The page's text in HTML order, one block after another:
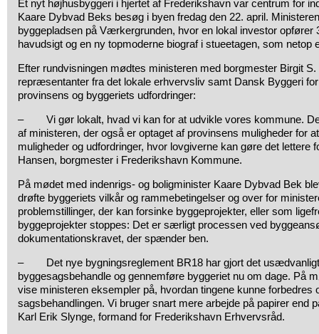
Et nyt højhusbyggeri i hjertet af Frederikshavn var centrum for
Kaare Dybvad Beks besøg i byen fredag den 22. april.
byggepladsen på Værkergrunden, hvor en lokal investor opfører
havudsigt og en ny topmoderne biograf i stueetagen, som netop
Efter rundvisningen mødtes ministeren med borgmester Birgit
repræsentanter fra det lokale erhvervsliv samt Dansk Byggeri
provinsens og byggeriets udfordringer:
– Vi gør lokalt, hvad vi kan for at udvikle vores kommune.
af ministeren, der også er optaget af provinsens muligheder for
muligheder og udfordringer, hvor lovgiverne kan gøre det lettere
Hansen, borgmester i Frederikshavn Kommune.
På mødet med indenrigs- og boligminister Kaare Dybvad Bek
drøfte byggeriets vilkår og rammebetingelser og over for
problemstillinger, der kan forsinke byggeprojekter, eller som
byggeprojekter stoppes: Det er særligt processen ved
dokumentationskravet, der spænder ben.
– Det nye bygningsreglement BR18 har gjort det
byggesagsbehandle og gennemføre byggeriet nu om dage. På
vise ministeren eksempler på, hvordan tingene kunne forbedres
sagsbehandlingen. Vi bruger snart mere arbejde på papirer end
Karl Erik Slynge, formand for Frederikshavn Erhvervsråd.